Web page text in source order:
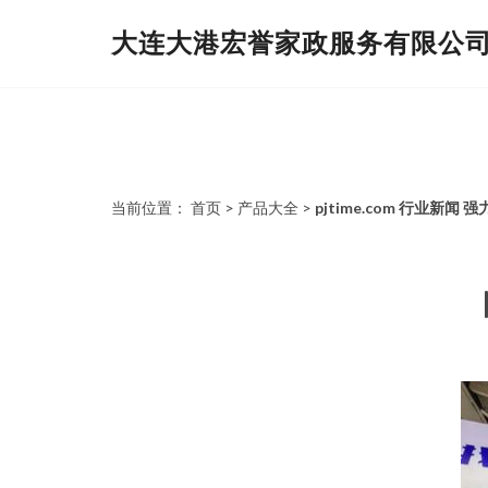
大连大港宏誉家政服务有限公
当前位置： 首页 > 产品大全 > pjtime.com 行业新闻 强